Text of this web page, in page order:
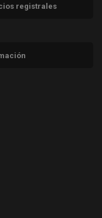
registrales